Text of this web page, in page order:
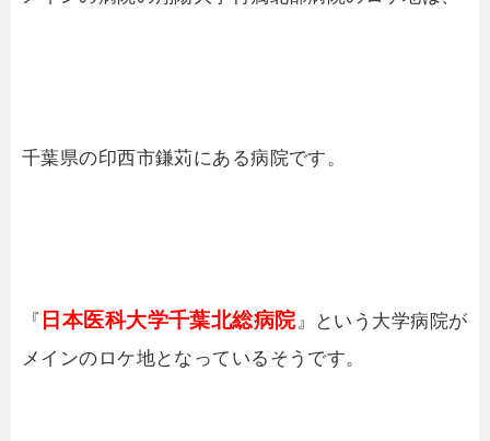
千葉県の印西市鎌苅にある病院です。
『 日本医科大学千葉北総病院』という大学病院が
メインのロケ地となっているそうです。